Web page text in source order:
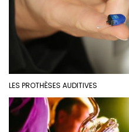
LES PROTHÈSES AUDITIVES